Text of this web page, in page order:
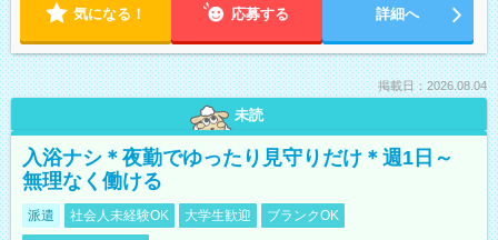
気になる！ 応募する 詳細へ
掲載日：2026.08.04
未読
入浴ナシ＊夜勤でゆったり見守りだけ＊週1日～
無理なく働ける
派遣 社会人未経験OK 大学生歓迎
ブランクOK